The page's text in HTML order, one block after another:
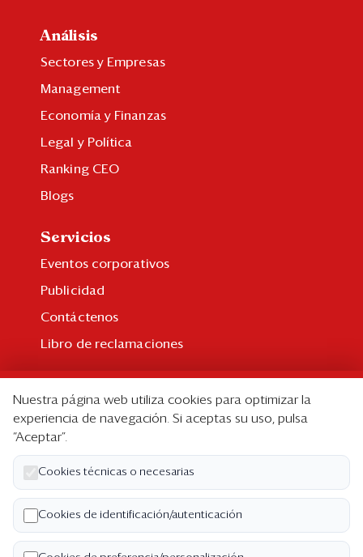
Análisis
Sectores y Empresas
Management
Economía y Finanzas
Legal y Política
Ranking CEO
Blogs
Servicios
Eventos corporativos
Publicidad
Contáctenos
Libro de reclamaciones
Suscripción individual
Paquetes corporativos
Edición Impresa
Nosotros
Quiénes somos
Nuestra página web utiliza cookies para optimizar la
experiencia de navegación. Si aceptas su uso, pulsa
“Aceptar”.
Cookies técnicas o necesarias
Cookies de identificación/autenticación